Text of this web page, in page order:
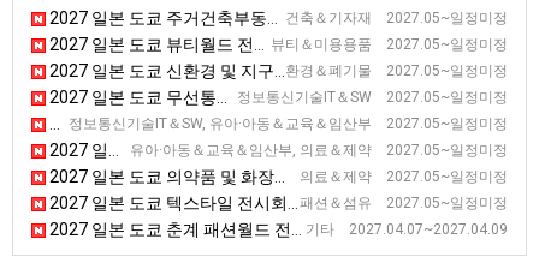
건축＆기자재 2027.05~일정미정
2027 일본 도쿄 주거건축부동산 전시회 [BREX]
뷰티＆미용용품 2027.05~일정미정
2027 일본 도쿄 뷰티월드 전시회
환경＆폐기물 2027.05~일정미정
2027 일본 도쿄 신환경 및 지구온난화 방지 전시회
정보통신기술IT＆SW 2027.05~일정미정
2027 일본 도쿄 무선통신 전시회 [WIRELESS JAPAN]
정보통신기술IT＆SW, 유아·아동＆교육＆임산부 2027.05~일정미정
유아·아동＆교육＆임산부, 의료＆제약 2027.05~일정미정
2027 일본 도쿄 펨텍 전시회
의료＆제약 2027.05~일정미정
2027 일본 도쿄 의약품 및 화장품 제조 전시회 [Interphex]
패션＆섬유 2027.05~일정미정
2027 일본 도쿄 텍스타일 전시회 [JFW]
기타 2027.04.07~2027.04.09
2027 일본 도쿄 춘계 패션월드 전시회